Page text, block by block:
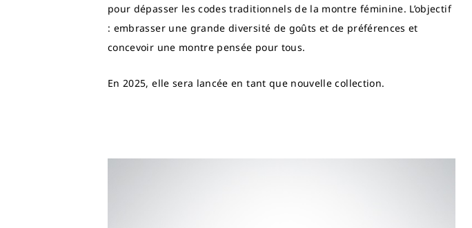
pour dépasser les codes traditionnels de la montre féminine. L’objectif
: embrasser une grande diversité de goûts et de préférences et
concevoir une montre pensée pour tous.
En 2025, elle sera lancée en tant que nouvelle collection.